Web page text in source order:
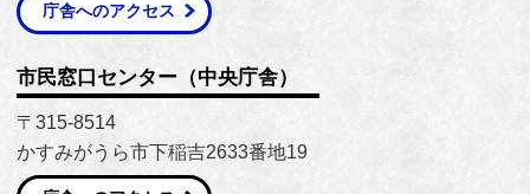
庁舎へのアクセス
市民窓口センター（中央庁舎）
〒315-8514
かすみがうら市下稲吉2633番地19